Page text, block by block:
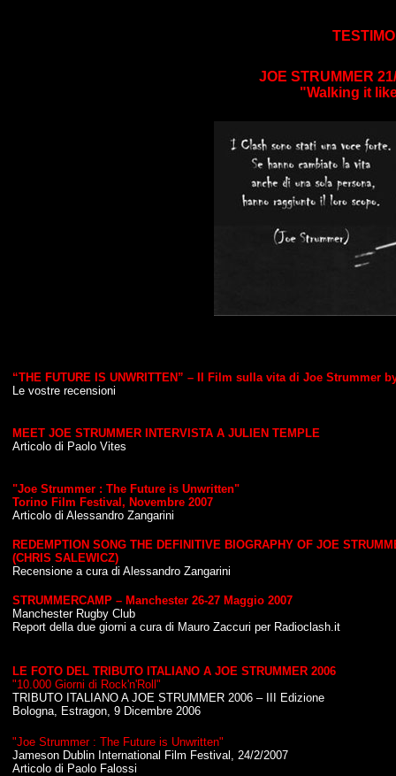
JOE STRUMMER
"Walking it
“THE FUTURE IS UNWRITTEN” – Il Film sulla vita di Joe Strummer
Le vostre recensioni
MEET JOE STRUMMER INTERVISTA A JULIEN TEMPLE
Articolo di Paolo Vites
"Joe Strummer : The Future is Unwritten"
Torino Film Festival, Novembre 2007
Articolo di Alessandro Zangarini
REDEMPTION SONG THE DEFINITIVE BIOGRAPHY OF JOE
(CHRIS SALEWICZ)
Recensione a cura di Alessandro Zangarini
STRUMMERCAMP – Manchester 26-27 Maggio 2007
Manchester Rugby Club
Report della due giorni a cura di Mauro Zaccuri per Radioclash.it
LE FOTO DEL TRIBUTO ITALIANO A JOE STRUMMER 2006
"10.000 Giorni di Rock'n'Roll"
TRIBUTO ITALIANO A JOE STRUMMER 2006 – III Edizione
Bologna, Estragon, 9 Dicembre 2006
"Joe Strummer : The Future is Unwritten"
Jameson Dublin International Film Festival, 24/2/2007
Articolo di Paolo Falossi